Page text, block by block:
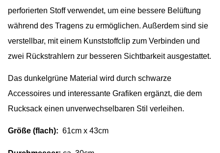
perforierten Stoff verwendet, um eine bessere Belüftung
während des Tragens zu ermöglichen. Außerdem sind sie
verstellbar, mit einem Kunststoffclip zum Verbinden und
zwei Rückstrahlern zur besseren Sichtbarkeit ausgestattet.
Das dunkelgrüne Material wird durch schwarze
Accessoires und interessante Grafiken ergänzt, die dem
Rucksack einen unverwechselbaren Stil verleihen.
Größe (flach): 61cm x 43cm